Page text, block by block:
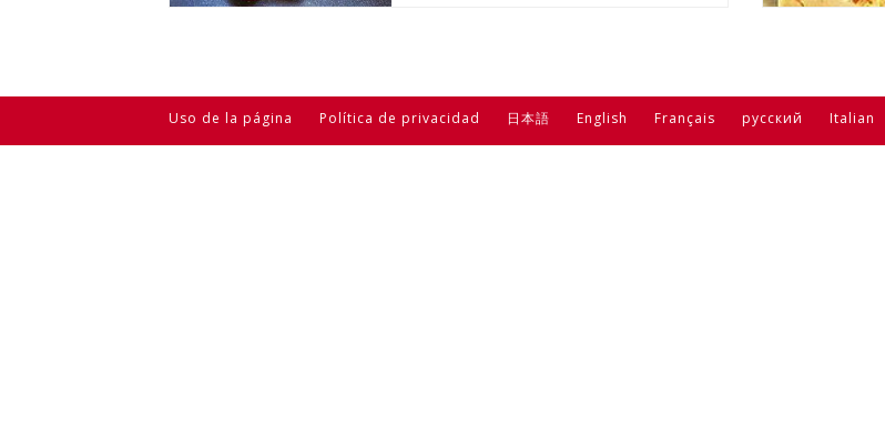
Uso de la página Política de privacidad 日本語 English Français русский Italian